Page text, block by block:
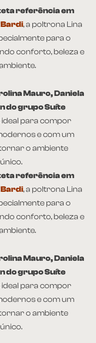
referência em
Bardi, a poltrona Lina
para o
conforto, beleza e
Mauro, Daniela
do grupo Suíte
ideal para compor
e com um
o ambiente
referência em
Bardi, a poltrona Lina
para o
conforto, beleza e
Mauro, Daniela
do grupo Suíte
ideal para compor
e com um
o ambiente